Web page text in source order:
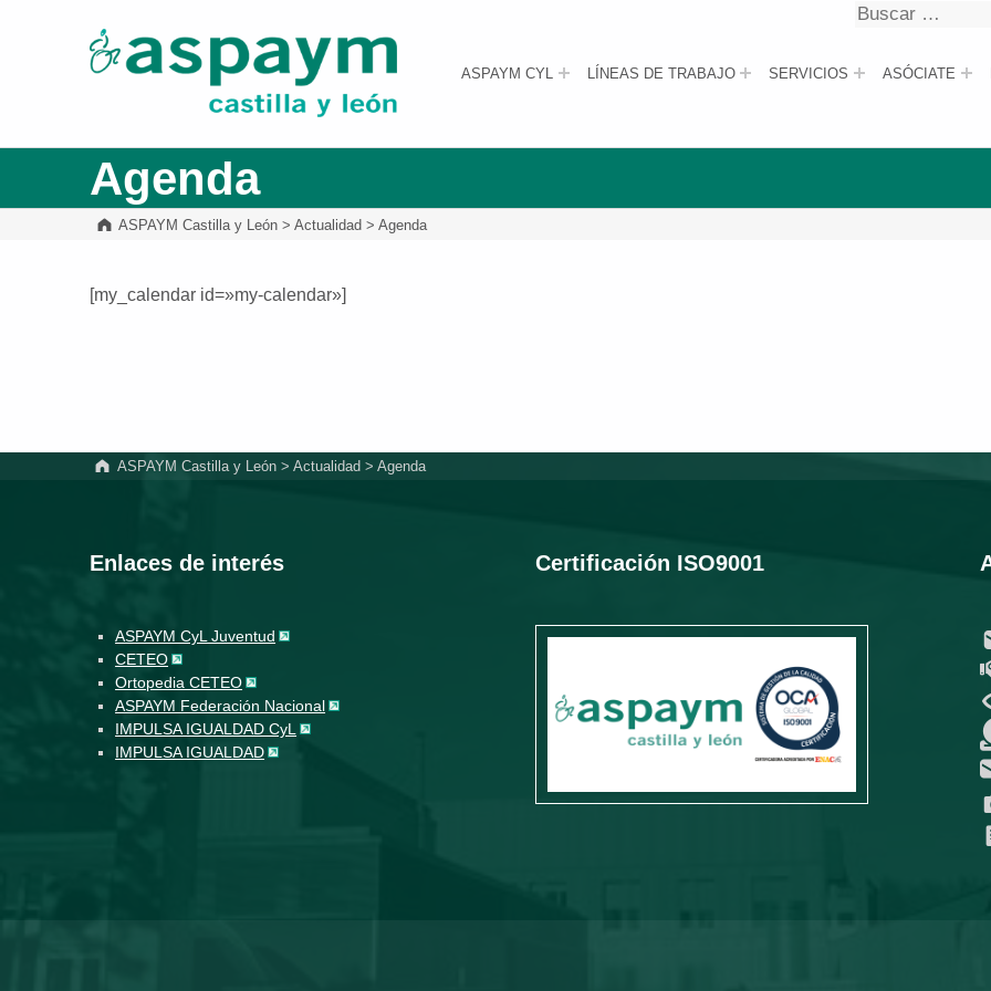
ASPAYM Castilla y León
ASPAYM CYL LÍNEAS DE TRABAJO SERVICIOS ASÓCIATE
Buscar
Agenda
ASPAYM Castilla y León >Actualidad >Agenda
[my_calendar id=»my-calendar»]
ASPAYM Castilla y León> Actualidad > Agenda
Enlaces de interés
ASPAYM CyL Juventud
CETEO
Ortopedia CETEO
ASPAYM Federación Nacional
IMPULSA IGUALDAD CyL
IMPULSA IGUALDAD
Certificación ISO9001